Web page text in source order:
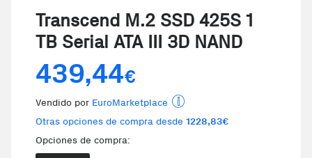
Transcend M.2 SSD 425S 1
TB Serial ATA III 3D NAND
439,44€
Vendido por EuroMarketplace
Otras opciones de compra desde 1228,83€
Opciones de compra: